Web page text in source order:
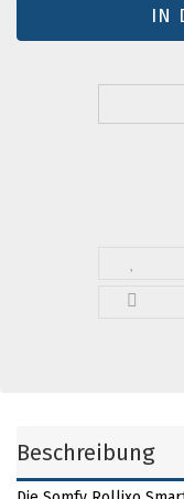
Beschreibung